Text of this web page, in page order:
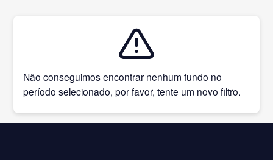
Não conseguimos encontrar nenhum fundo no
período selecionado, por favor, tente um novo filtro.